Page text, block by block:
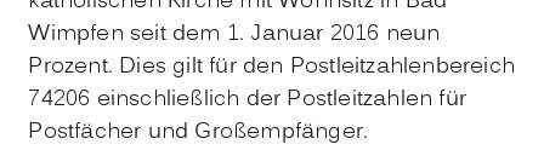
Wimpfen seit dem 1. Januar 2016 neun
Prozent. Dies gilt für den Postleitzahlenbereich
74206 einschließlich der Postleitzahlen für
Postfächer und Großempfänger.